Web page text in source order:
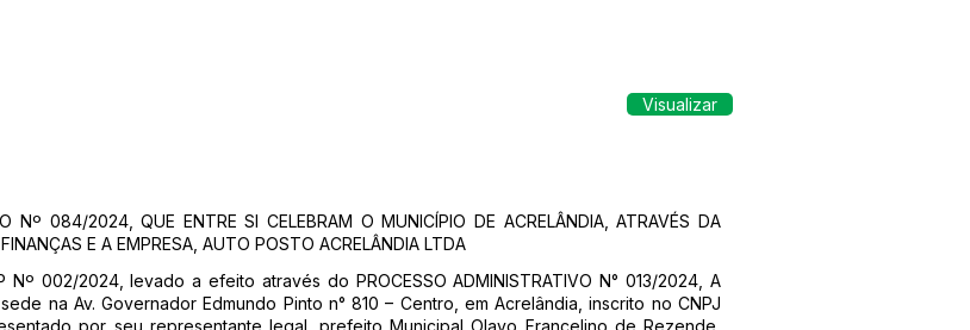
Visualizar
Nº 084/2024, QUE ENTRE SI CELEBRAM O MUNICÍPIO DE ACRELÂNDIA, ATRAVÉS DA
E A EMPRESA, AUTO POSTO ACRELÂNDIA LTDA
002/2024, levado a efeito através do PROCESSO ADMINISTRATIVO N° 013/2024, A
sede na Av. Governador Edmundo Pinto n° 810 – Centro, em Acrelândia, inscrito no CNPJ
por seu representante legal, prefeito Municipal Olavo Francelino de Rezende,